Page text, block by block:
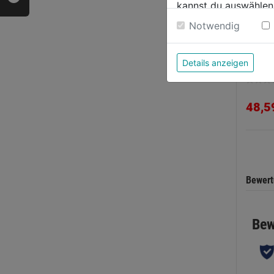
von
kannst du
Weitere
Notwendig
Details anzeigen